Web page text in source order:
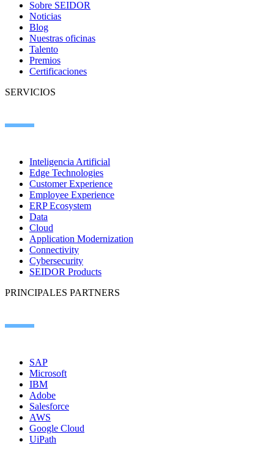
Sobre SEIDOR
Noticias
Blog
Nuestras oficinas
Talento
Premios
Certificaciones
SERVICIOS
Inteligencia Artificial
Edge Technologies
Customer Experience
Employee Experience
ERP Ecosystem
Data
Cloud
Application Modernization
Connectivity
Cybersecurity
SEIDOR Products
PRINCIPALES PARTNERS
SAP
Microsoft
IBM
Adobe
Salesforce
AWS
Google Cloud
UiPath